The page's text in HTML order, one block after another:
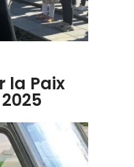
la Paix